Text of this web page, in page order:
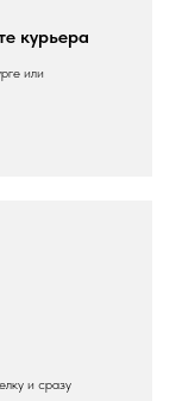
курьера
или
и сразу